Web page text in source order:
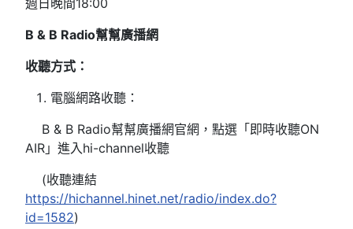
週日晚間18:00
B & B Radio幫幫廣播網
收聽方式：
電腦網路收聽：
B & B Radio幫幫廣播網官網，點選「即時收聽ON
AIR」進入hi-channel收聽
(收聽連結
https://hichannel.hinet.net/radio/index.do?
id=1582)